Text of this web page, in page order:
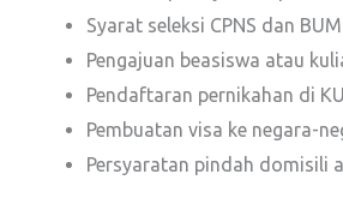
Syarat seleksi CPNS dan
Pengajuan beasiswa atau
Pendaftaran pernikahan di
Pembuatan visa ke negara-
Persyaratan pindah domisili